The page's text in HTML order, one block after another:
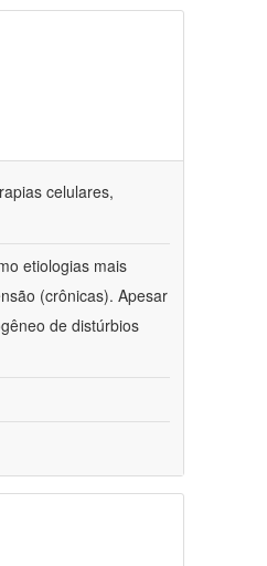
celulares,
etiologias mais
(crônicas). Apesar
de distúrbios